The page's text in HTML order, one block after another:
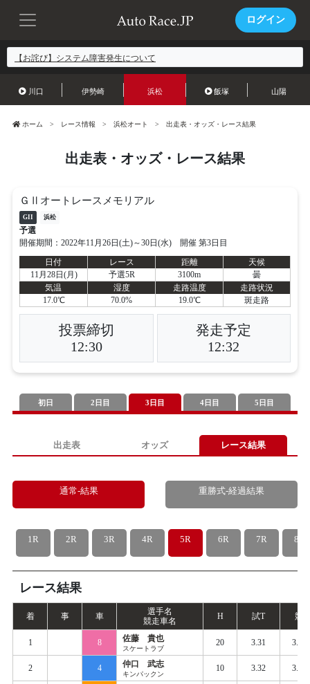
ログイン
【お詫び】システム障害発生について
川口 伊勢崎 浜松 飯塚 山陽
ホーム レース情報 浜松オート 出走表・オッズ・レース結果
出走表・オッズ・レース結果
ＧⅡオートレースメモリアル
GII 浜松
予選
開催期間：2022年11月26日(土)～30日(水) 開催 第3日目
日付
レース 距離
天候
11月28日(月)
予選5R 3100m
曇
気温
湿度 走路温度
走路状況
17.0℃
70.0% 19.0℃ 斑走路
投票締切
12:30
発走予定
12:32
初日 2日目 3日目 4日目 5日目
出走表 オッズ レース結果
通常-結果 重勝式-経過結果
1R 2R 3R 4R 5R 6R 7R 8R
レース結果
着 事 車
選手名
競走車名
H 試T 競
1 8 佐藤 貴也
スケートラブ
20 3.31 3.391
2 4 仲口 武志
キンパックン
10 3.32 3.408